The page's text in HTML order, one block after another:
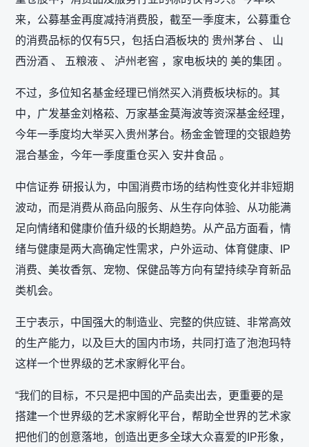
来，公募基金再度减持消费股，截至一季度末，公募重仓
的消费品标的仅有5只，包括白酒板块的 贵州茅台 、 山
西汾酒 、 五粮液 、 泸州老窖 ，家电板块的 美的集团 。
不过，多位知名基金经理已悄然买入消费板块标的。其
中，广发基金刘格菘、万家基金莫海波等资深基金经理，
今年一季度均大举买入贵州茅台。杨金金管理的交银趋势
混合基金，今年一季度重仓买入 安井食品 。
中信证券 研报认为，中国消费市场的结构性变化并非短期
波动，而是消费从商品向服务、从生存向体验、从功能满
足向情绪和健康价值升级的长期趋势。从产品方面看，情
绪与健康是两大高确定性需求，户外运动、体育健康、IP
消费、美妆香氛、宠物、保健品等方向有望持续孕育新品
类机会。
王宁表示，中国强大的制造业、完整的供应链、非常高效
的生产能力，以及巨大的国内市场，共同打造了泡泡玛特
这样一个世界级的艺术家孵化平台。
“我们的目标，不只是把中国的产品卖出去，更重要的是
搭建一个世界级的艺术家孵化平台，帮助全世界的艺术家
把他们的创意落地，创造出更多全球大众喜爱的IP形象，